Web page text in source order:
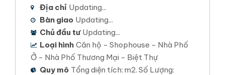
Địa chỉ Updating...
Bàn giao Updating...
Chủ đầu tư Updating...
Loại hình Căn hộ - Shophouse - Nhà Phố
Ở - Nhà Phố Thương Mại - Biệt Thự
Quy mô Tổng diện tích: m2. Số Lượng: